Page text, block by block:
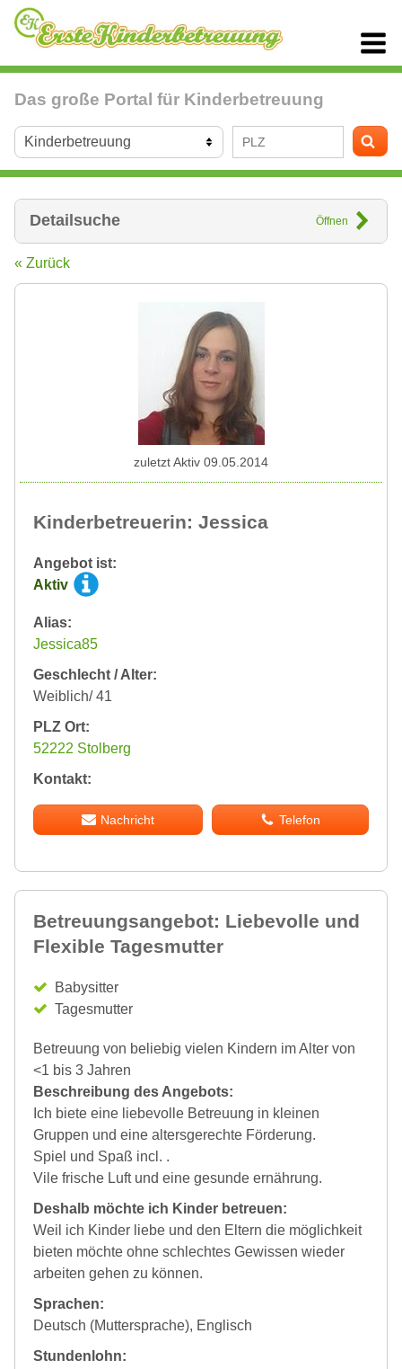
Das große Portal für Kinderbetreuung
Detailsuche Öffnen
« Zurück
Kinderbetreuerin: Jessica
Angebot ist:
Aktiv
Alias:
Jessica85
Geschlecht / Alter:
Weiblich/ 41
PLZ Ort:
52222 Stolberg
Kontakt:
Nachricht Telefon
zuletzt Aktiv 09.05.2014
Betreuungsangebot: Liebevolle und
Flexible Tagesmutter
Babysitter
Tagesmutter
Betreuung von beliebig vielen Kindern im Alter von
<1 bis 3 Jahren
Beschreibung des Angebots:
Ich biete eine liebevolle Betreuung in kleinen
Gruppen und eine altersgerechte Förderung.
Spiel und Spaß incl. .
Vile frische Luft und eine gesunde ernährung.
Deshalb möchte ich Kinder betreuen:
Weil ich Kinder liebe und den Eltern die möglichkeit
bieten möchte ohne schlechtes Gewissen wieder
arbeiten gehen zu können.
Sprachen:
Deutsch (Muttersprache), Englisch
Stundenlohn: